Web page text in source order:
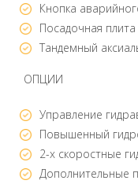
Кнопка
Посадочная
Тандемный
ОПЦИИ
Управление
Повышенный
2-х скоростные
Дополнительные